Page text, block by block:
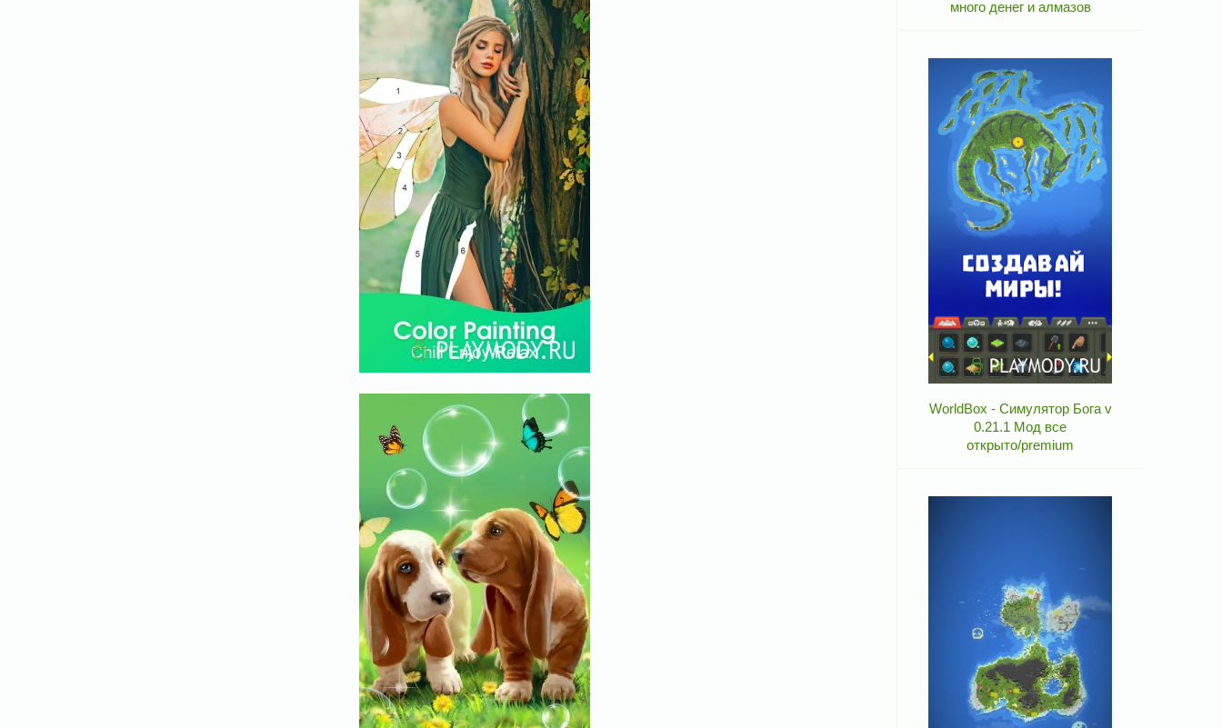
много денег и алмазов
WorldBox - Симулятор Бога v
0.21.1 Мод все
открыто/premium